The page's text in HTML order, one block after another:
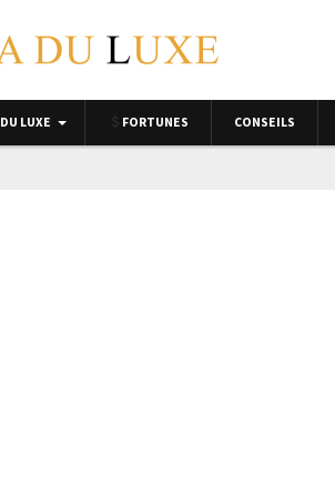
LUXE FORTUNES CONSEILS